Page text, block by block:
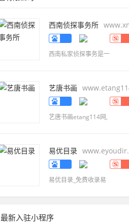
西南侦探事务所
西南私家侦探事务是一
艺唐书画
艺唐书画etang114网,
易优目录
易优目录_免费收录易
最新入驻小程序